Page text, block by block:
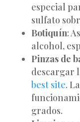
especial
sulfato
Botiquín:
alcohol,
Pinzas de
descargar
best site.
grados.